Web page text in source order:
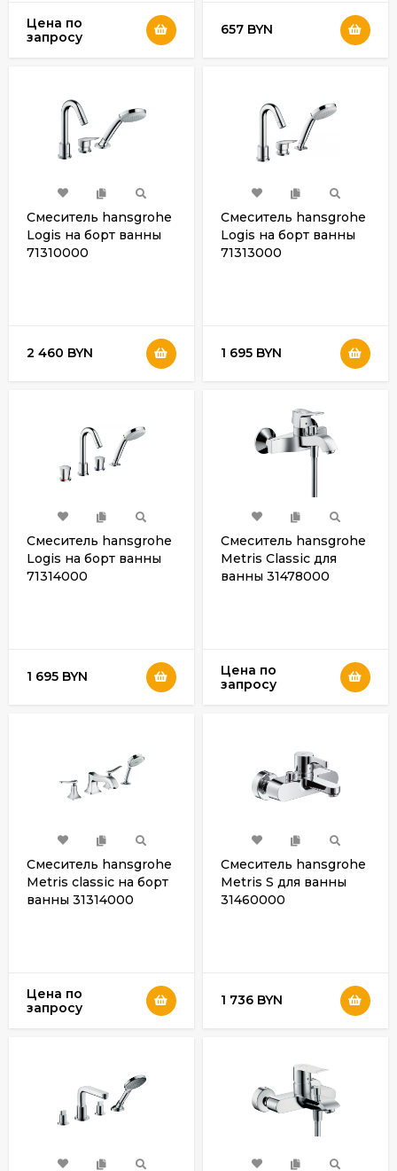
Цена по
запросу
657 BYN
Смеситель hansgrohe
Logis на борт ванны
71310000
2 460 BYN
Смеситель hansgrohe
Logis на борт ванны
71313000
1 695 BYN
Смеситель hansgrohe
Logis на борт ванны
71314000
1 695 BYN
Смеситель hansgrohe
Metris Classic для
ванны 31478000
Цена по
запросу
Смеситель hansgrohe
Metris classic на борт
ванны 31314000
Цена по
запросу
Смеситель hansgrohe
Metris S для ванны
31460000
1 736 BYN